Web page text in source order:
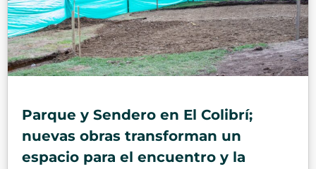
Parque y Sendero en El Colibrí;
nuevas obras transforman un
espacio para el encuentro y la